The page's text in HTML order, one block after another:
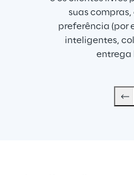
suas
preferência (por
inteligentes,
entrega